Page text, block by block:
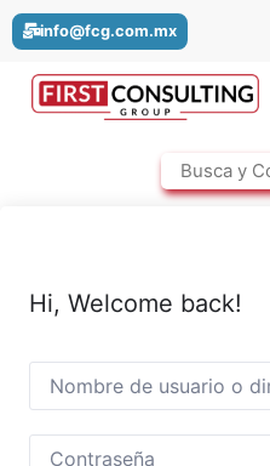
info@fcg.com.mx
Hi, Welcome back!